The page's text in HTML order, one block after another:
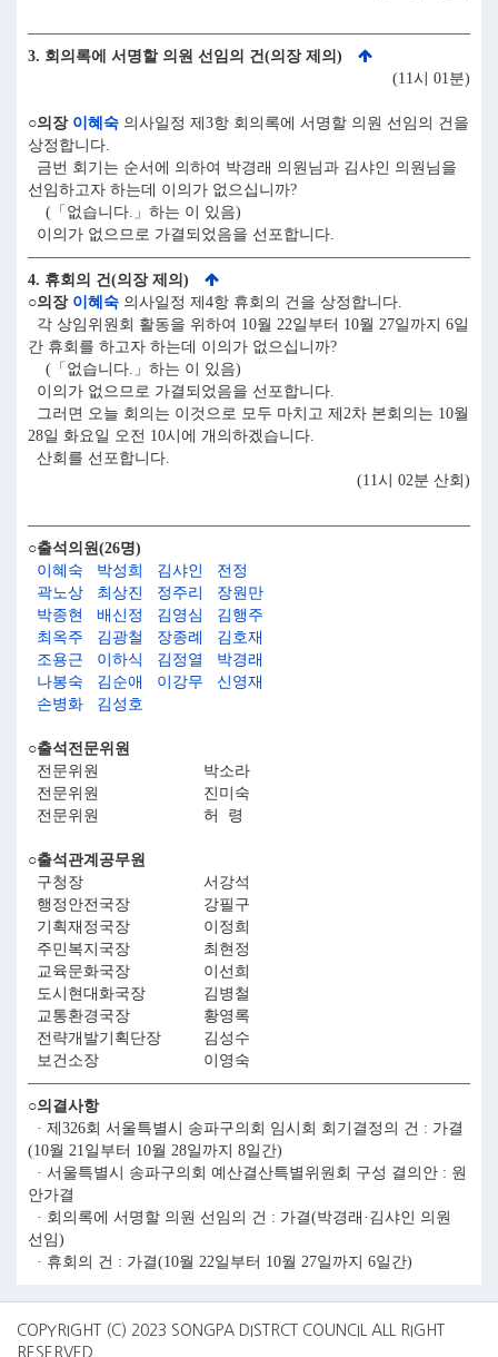
3. 회의록에 서명할 의원 선임의 건(의장 제의)
(11시 01분)
○의장 이혜숙 의사일정 제3항 회의록에 서명할 의원 선임의 건을
상정합니다.
금번 회기는 순서에 의하여 박경래 의원님과 김샤인 의원님을
선임하고자 하는데 이의가 없으십니까?
(「없습니다.」하는 이 있음)
이의가 없으므로 가결되었음을 선포합니다.
4. 휴회의 건(의장 제의)
○의장 이혜숙 의사일정 제4항 휴회의 건을 상정합니다.
각 상임위원회 활동을 위하여 10월 22일부터 10월 27일까지 6일
간 휴회를 하고자 하는데 이의가 없으십니까?
(「없습니다.」하는 이 있음)
이의가 없으므로 가결되었음을 선포합니다.
그러면 오늘 회의는 이것으로 모두 마치고 제2차 본회의는 10월
28일 화요일 오전 10시에 개의하겠습니다.
산회를 선포합니다.
(11시 02분 산회)
○출석의원(26명)
이혜숙
박성희 김샤인
전정
곽노상
최상진 정주리
장원만
박종현
배신정 김영심
김행주
최옥주
김광철 장종례
김호재
조용근
이하식 김정열
박경래
나봉숙
김순애 이강무
신영재
손병화
김성호
○출석전문위원
전문위원
박소라
전문위원
진미숙
전문위원
허 령
○출석관계공무원
구청장
서강석
행정안전국장
강필구
기획재정국장
이정희
주민복지국장
최현정
교육문화국장
이선희
도시현대화국장
김병철
교통환경국장
황영록
전략개발기획단장
김성수
보건소장
이영숙
○의결사항
· 제326회 서울특별시 송파구의회 임시회 회기결정의 건 : 가결
(10월 21일부터 10월 28일까지 8일간)
· 서울특별시 송파구의회 예산결산특별위원회 구성 결의안 : 원
안가결
· 회의록에 서명할 의원 선임의 건 : 가결(박경래·김샤인 의원
선임)
· 휴회의 건 : 가결(10월 22일부터 10월 27일까지 6일간)
COPYRIGHT (C) 2023 SONGPA DISTRCT COUNCIL ALL RIGHT
RESERVED.